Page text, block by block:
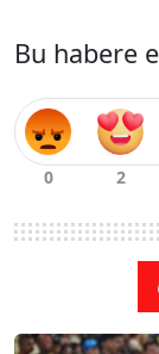
Bu habere